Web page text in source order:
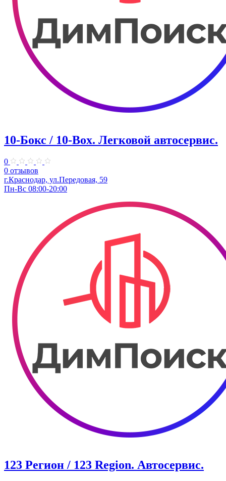
10-Бокс / 10-Box. ​Легковой автосервис.
0
0 отзывов
г.Краснодар, ул.Передовая, 59
Пн-Вс 08:00-20:00
123 Регион / 123 Region. Автосервис.